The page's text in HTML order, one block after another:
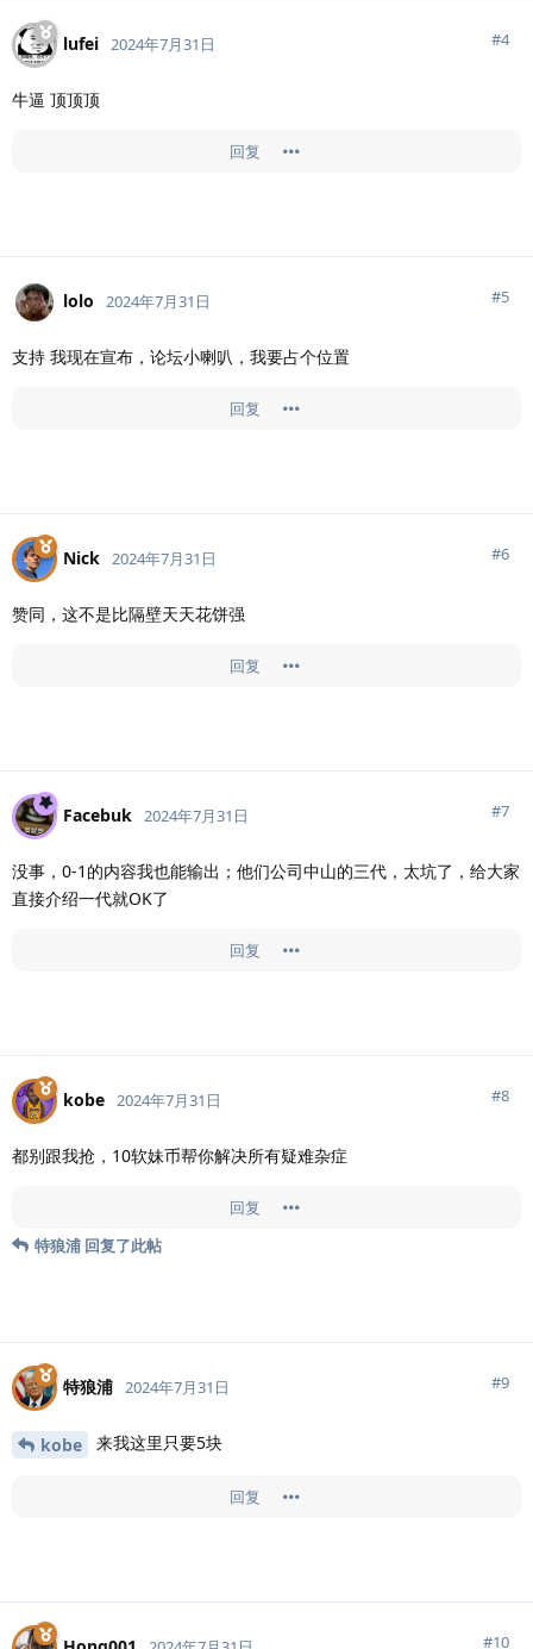
lufei 2024年7月31日 #4
牛逼 顶顶顶
回复
lolo 2024年7月31日 #5
支持 我现在宣布，论坛小喇叭，我要占个位置
回复
Nick 2024年7月31日 #6
赞同，这不是比隔壁天天花饼强
回复
Facebuk 2024年7月31日 #7
没事，0-1的内容我也能输出；他们公司中山的三代，太坑了，给大家
直接介绍一代就OK了
回复
kobe 2024年7月31日 #8
都别跟我抢，10软妹币帮你解决所有疑难杂症
回复
特狼浦 回复了此帖
特狼浦 2024年7月31日 #9
kobe 来我这里只要5块
回复
#10